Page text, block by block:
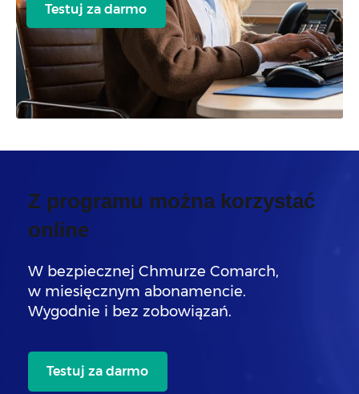
Testuj za darmo
Z programu można korzystać
online
W bezpiecznej Chmurze Comarch,
w miesięcznym abonamencie.
Wygodnie i bez zobowiązań.
Testuj za darmo